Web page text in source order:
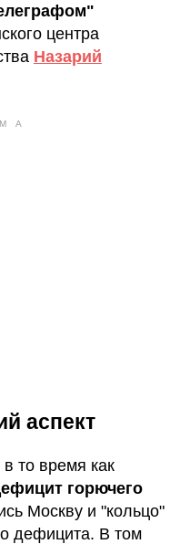
центра
Назарий
аспект
то время как
горючего
Москву и "кольцо"
дефицита. В том